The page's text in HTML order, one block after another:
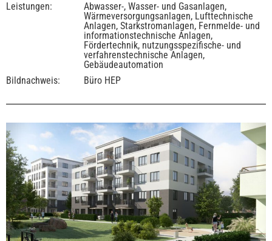
Leistungen:
Abwasser-, Wasser- und Gasanlagen,
Wärmeversorgungsanlagen, Lufttechnische
Anlagen, Starkstromanlagen, Fernmelde- und
informationstechnische Anlagen,
Fördertechnik, nutzungsspezifische- und
verfahrenstechnische Anlagen,
Gebäudeautomation
Bildnachweis:
Büro HEP